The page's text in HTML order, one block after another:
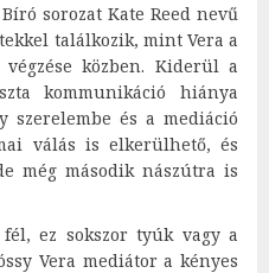
sorozat Kate Reed nevű
találkozik, mint Vera a
közben. Kiderül a
kommunikáció hiánya
szerelembe és a mediáció
válás is elkerülhető, és
még második nászútra is
ez sokszor tyúk vagy a
Vera mediátor a kényes